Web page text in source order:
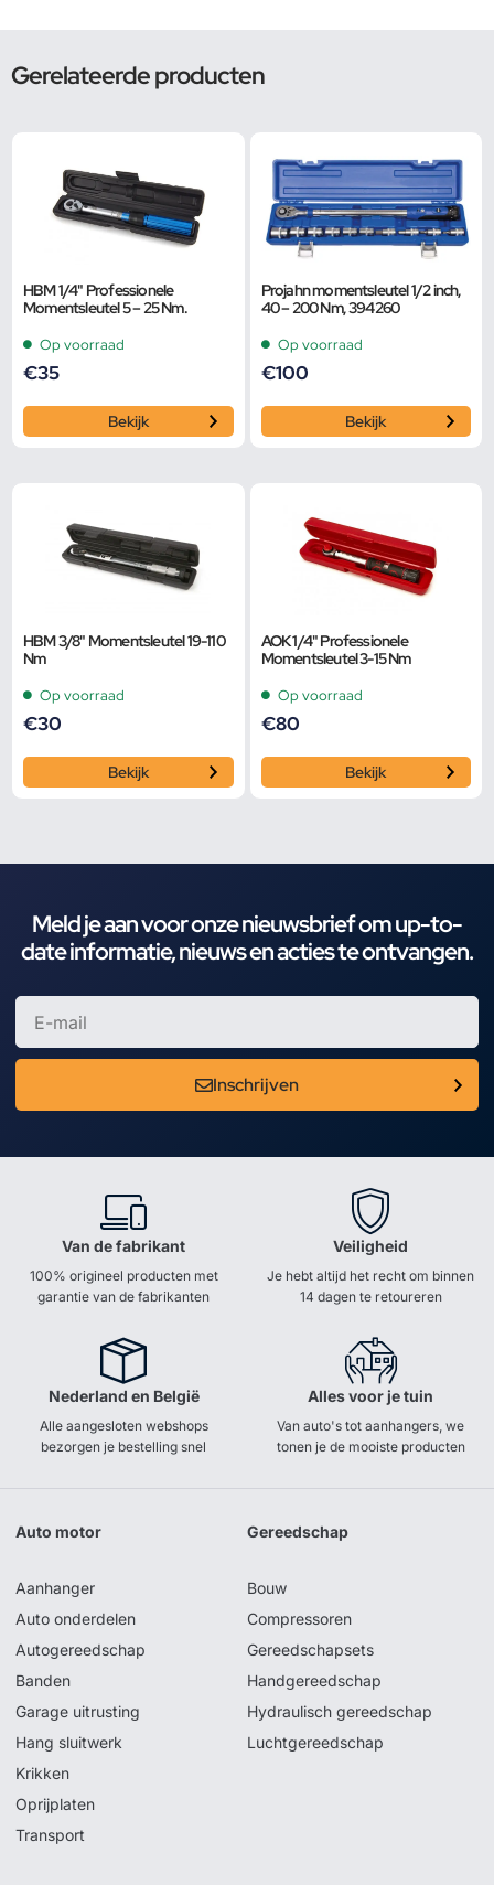
Gerelateerde producten
HBM 1/4" Professionele
Momentsleutel 5 – 25 Nm.
Op voorraad
€35
Bekijk
Projahn momentsleutel 1/2 inch,
40 – 200 Nm, 394260
Op voorraad
€100
Bekijk
HBM 3/8" Momentsleutel 19-110
Nm
Op voorraad
€30
Bekijk
AOK 1/4" Professionele
Momentsleutel 3-15 Nm
Op voorraad
€80
Bekijk
Meld je aan voor onze nieuwsbrief om up-to-
date informatie, nieuws en acties te ontvangen.
Inschrijven
Van de fabrikant
100% origineel producten met
garantie van de fabrikanten
Veiligheid
Je hebt altijd het recht om binnen
14 dagen te retoureren
Nederland en België
Alle aangesloten webshops
bezorgen je bestelling snel
Alles voor je tuin
Van auto's tot aanhangers, we
tonen je de mooiste producten
Auto motor
Aanhanger
Auto onderdelen
Autogereedschap
Banden
Garage uitrusting
Hang sluitwerk
Krikken
Oprijplaten
Transport
Gereedschap
Bouw
Compressoren
Gereedschapsets
Handgereedschap
Hydraulisch gereedschap
Luchtgereedschap